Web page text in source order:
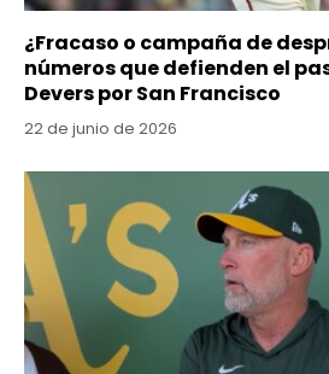
¿Fracaso o campaña de
números que defienden el
Devers por San Francisco
22 de junio de 2026